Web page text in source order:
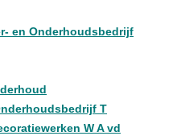
en Onderhoudsbedrijf
T
W A vd